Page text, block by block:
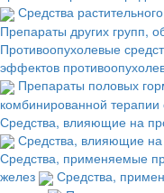
Средства
Препараты других групп,
Противоопухолевые
эффектов
Препараты половых
комбинированной
Средства, влияющие на
Средства, влияющие
Средства, применяемые
желез
Средства,